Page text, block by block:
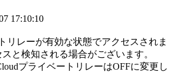
17:10:10
リレーが有効な状態でアクセスされま
と検知される場合がございます。
プライベートリレーはOFFに変更し